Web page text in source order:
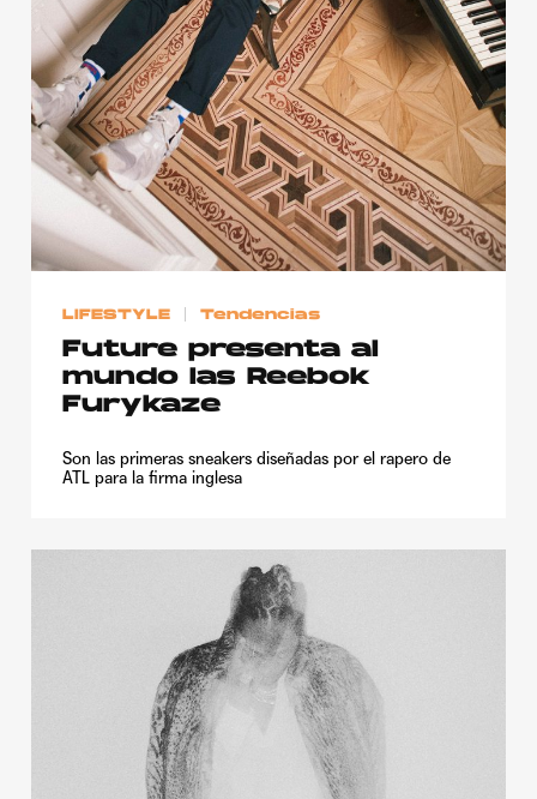
LIFESTYLE Tendencias
Future presenta al
mundo las Reebok
Furykaze
Son las primeras sneakers diseñadas por el rapero de
ATL para la firma inglesa